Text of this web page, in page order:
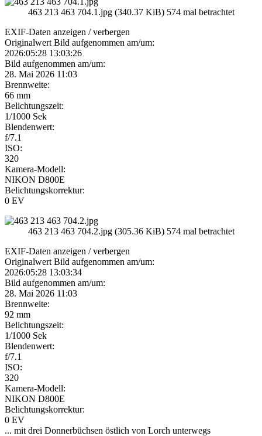
463 213 463 704.1.jpg (340.37 KiB) 574 mal betrachtet
EXIF-Daten anzeigen / verbergen
Originalwert Bild aufgenommen am/um:
2026:05:28 13:03:26
Bild aufgenommen am/um:
28. Mai 2026 11:03
Brennweite:
66 mm
Belichtungszeit:
1/1000 Sek
Blendenwert:
f/7.1
ISO:
320
Kamera-Modell:
NIKON D800E
Belichtungskorrektur:
0 EV
463 213 463 704.2.jpg (305.36 KiB) 574 mal betrachtet
EXIF-Daten anzeigen / verbergen
Originalwert Bild aufgenommen am/um:
2026:05:28 13:03:34
Bild aufgenommen am/um:
28. Mai 2026 11:03
Brennweite:
92 mm
Belichtungszeit:
1/1000 Sek
Blendenwert:
f/7.1
ISO:
320
Kamera-Modell:
NIKON D800E
Belichtungskorrektur:
0 EV
... mit drei Donnerbüchsen östlich von Lorch unterwegs